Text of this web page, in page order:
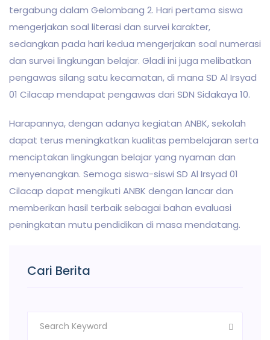
tergabung dalam Gelombang 2. Hari pertama siswa
mengerjakan soal literasi dan survei karakter,
sedangkan pada hari kedua mengerjakan soal numerasi
dan survei lingkungan belajar. Gladi ini juga melibatkan
pengawas silang satu kecamatan, di mana SD Al Irsyad
01 Cilacap mendapat pengawas dari SDN Sidakaya 10.
Harapannya, dengan adanya kegiatan ANBK, sekolah
dapat terus meningkatkan kualitas pembelajaran serta
menciptakan lingkungan belajar yang nyaman dan
menyenangkan. Semoga siswa-siswi SD Al Irsyad 01
Cilacap dapat mengikuti ANBK dengan lancar dan
memberikan hasil terbaik sebagai bahan evaluasi
peningkatan mutu pendidikan di masa mendatang.
Cari Berita